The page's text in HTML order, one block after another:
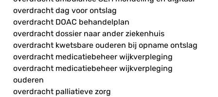
overdracht dag voor ontslag
overdracht DOAC behandelplan
overdracht dossier naar ander ziekenhuis
overdracht kwetsbare ouderen bij opname ontslag
overdracht medicatiebeheer wijkverpleging
overdracht medicatiebeheer wijkverpleging
ouderen
overdracht palliatieve zorg